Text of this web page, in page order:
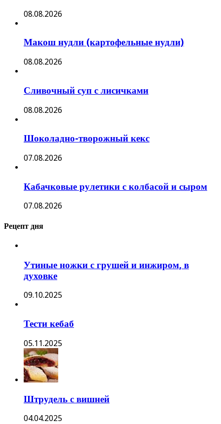
08.08.2026
Макош нудли (картофельные нудли)
08.08.2026
Сливочный суп с лисичками
08.08.2026
Шоколадно-творожный кекс
07.08.2026
Кабачковые рулетики с колбасой и сыром
07.08.2026
Рецепт дня
Утиные ножки с грушей и инжиром, в
духовке
09.10.2025
Тести кебаб
05.11.2025
Штрудель с вишней
04.04.2025